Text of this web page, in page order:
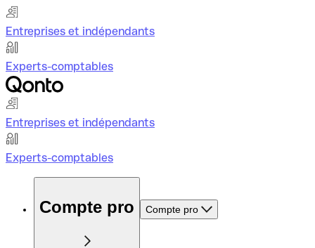
Entreprises et indépendants
Experts-comptables
Entreprises et indépendants
Experts-comptables
Compte pro Compte pro